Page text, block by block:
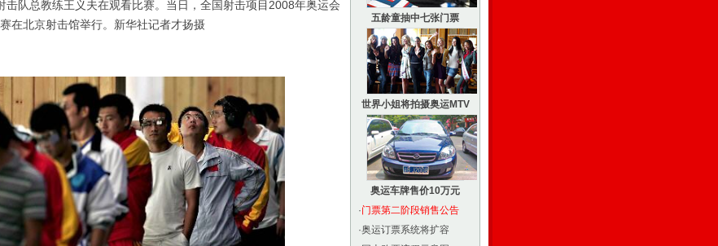
击队总教练王义夫在观看比赛。当日，全国射击项目2008年奥运会
在北京射击馆举行。新华社记者才扬摄
五龄童抽中七张门票
世界小姐将拍摄奥运MTV
奥运车牌售价10万元
·门票第二阶段销售公告
·奥运订票系统将扩容